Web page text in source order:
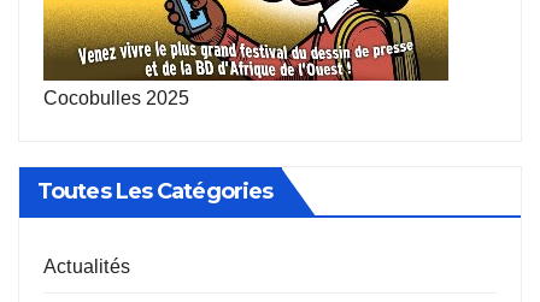
Cocobulles 2025
Toutes Les Catégories
Actualités